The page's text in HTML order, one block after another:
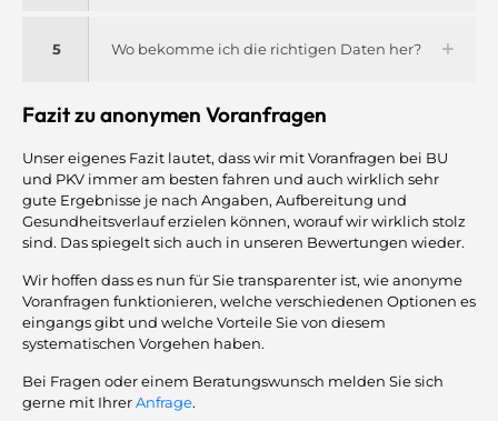
5 Wo bekomme ich die richtigen Daten her?
Fazit zu anonymen Voranfragen
Unser eigenes Fazit lautet, dass wir mit Voranfragen bei BU
und PKV immer am besten fahren und auch wirklich sehr
gute Ergebnisse je nach Angaben, Aufbereitung und
Gesundheitsverlauf erzielen können, worauf wir wirklich stolz
sind. Das spiegelt sich auch in unseren Bewertungen wieder.
Wir hoffen dass es nun für Sie transparenter ist, wie anonyme
Voranfragen funktionieren, welche verschiedenen Optionen es
eingangs gibt und welche Vorteile Sie von diesem
systematischen Vorgehen haben.
Bei Fragen oder einem Beratungswunsch melden Sie sich
gerne mit IhrerAnfrage.